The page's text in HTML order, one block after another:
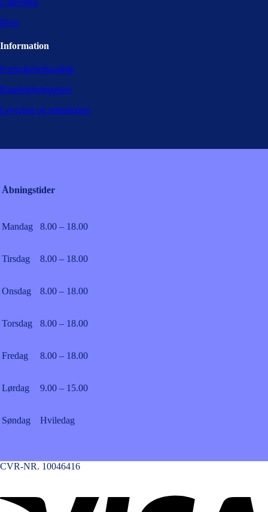
Blog
Information
Fortrolighedspolitik
Handelsbetingelser
Levering og returnering
Åbningstider
Mandag 8.00 – 18.00
Tirsdag 8.00 – 18.00
Onsdag 8.00 – 18.00
Torsdag 8.00 – 18.00
Fredag 8.00 – 18.00
Lørdag 9.00 – 15.00
Søndag Hviledag
CVR-NR. 10046416